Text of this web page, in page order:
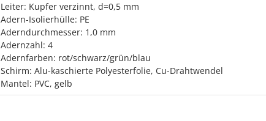
Leiter: Kupfer verzinnt, d=0,5 mm
Adern-Isolierhülle: PE
Aderndurchmesser: 1,0 mm
Adernzahl: 4
Adernfarben: rot/schwarz/grün/blau
Schirm: Alu-kaschierte Polyesterfolie, Cu-Drahtwendel
Mantel: PVC, gelb